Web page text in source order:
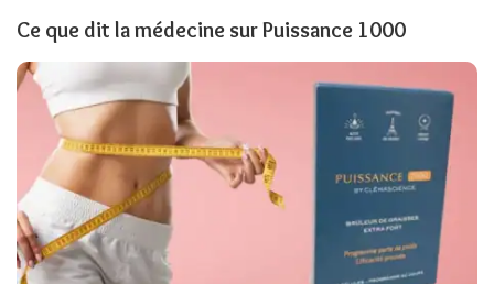
Ce que dit la médecine sur Puissance 1000